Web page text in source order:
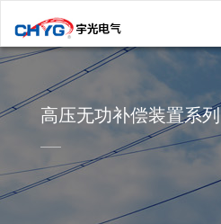
高压无功补偿装置系列